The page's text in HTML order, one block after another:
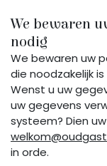
We bewaren
nodig
We bewaren uw
die noodzakelijk
Wenst u uw
uw gegevens
systeem? Dien
in orde.